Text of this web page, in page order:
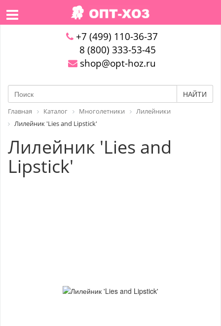
+7 (499) 110-36-37
8 (800) 333-53-45
shop@opt-hoz.ru
НАЙТИ
Главная Каталог Многолетники
Лилейники
Лилейник 'Lies and Lipstick'
Лилейник 'Lies and
Lipstick'